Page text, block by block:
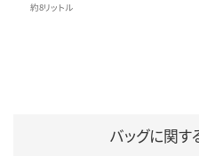
約8リットル
バッグに関す